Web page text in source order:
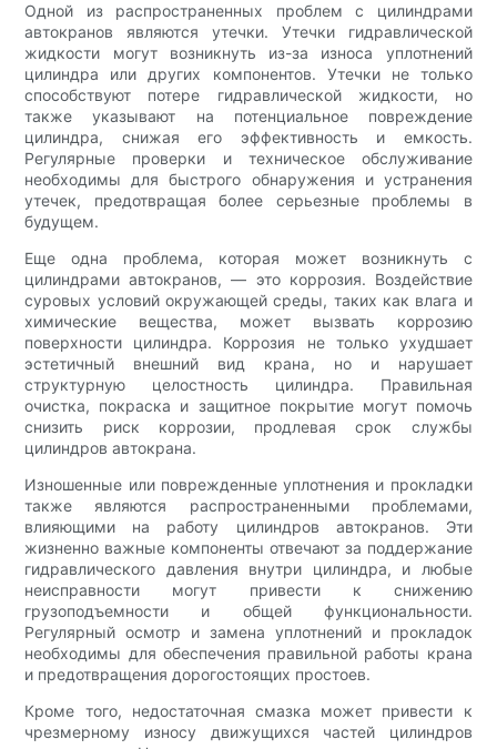
Одной из распространенных проблем с цилиндрами
автокранов являются утечки. Утечки гидравлической
жидкости могут возникнуть из-за износа уплотнений
цилиндра или других компонентов. Утечки не только
способствуют потере гидравлической жидкости, но
также указывают на потенциальное повреждение
цилиндра, снижая его эффективность и емкость.
Регулярные проверки и техническое обслуживание
необходимы для быстрого обнаружения и устранения
утечек, предотвращая более серьезные проблемы в
будущем.
Еще одна проблема, которая может возникнуть с
цилиндрами автокранов, — это коррозия. Воздействие
суровых условий окружающей среды, таких как влага и
химические вещества, может вызвать коррозию
поверхности цилиндра. Коррозия не только ухудшает
эстетичный внешний вид крана, но и нарушает
структурную целостность цилиндра. Правильная
очистка, покраска и защитное покрытие могут помочь
снизить риск коррозии, продлевая срок службы
цилиндров автокрана.
Изношенные или поврежденные уплотнения и прокладки
также являются распространенными проблемами,
влияющими на работу цилиндров автокранов. Эти
жизненно важные компоненты отвечают за поддержание
гидравлического давления внутри цилиндра, и любые
неисправности могут привести к снижению
грузоподъемности и общей функциональности.
Регулярный осмотр и замена уплотнений и прокладок
необходимы для обеспечения правильной работы крана
и предотвращения дорогостоящих простоев.
Кроме того, недостаточная смазка может привести к
чрезмерному износу движущихся частей цилиндров